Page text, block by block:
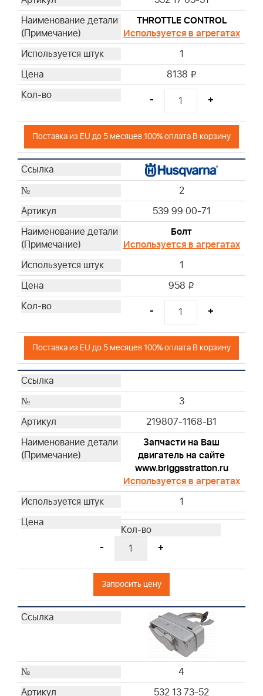
122
THROTTLE CONTROL
Используется в агрегатах
1
8138 i
- +
Поставка из EU до 5 месяцев 100% оплата В корзину
2
539 99 00-71
Болт
Используется в агрегатах
1
958 i
- +
Поставка из EU до 5 месяцев 100% оплата В корзину
3
219807-1168-B1
Запчасти на Ваш
двигатель на сайте
www.briggsstratton.ru
Используется в агрегатах
1
- +
Запросить цену
4
532 13 73-52